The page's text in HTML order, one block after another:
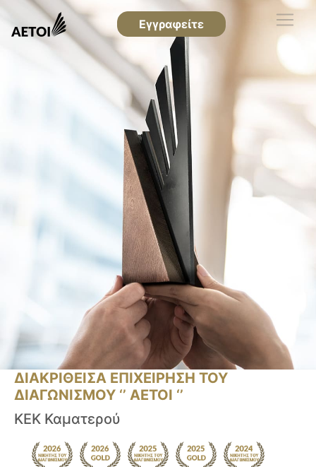
Εγγραφείτε
ΔΙΑΚΡΙΘΕΙΣΑ ΕΠΙΧΕΙΡΗΣΗ ΤΟΥ
ΔΙΑΓΩΝΙΣΜΟΥ ‘’ ΑΕΤΟΙ ‘’
ΚΕΚ Καματερού